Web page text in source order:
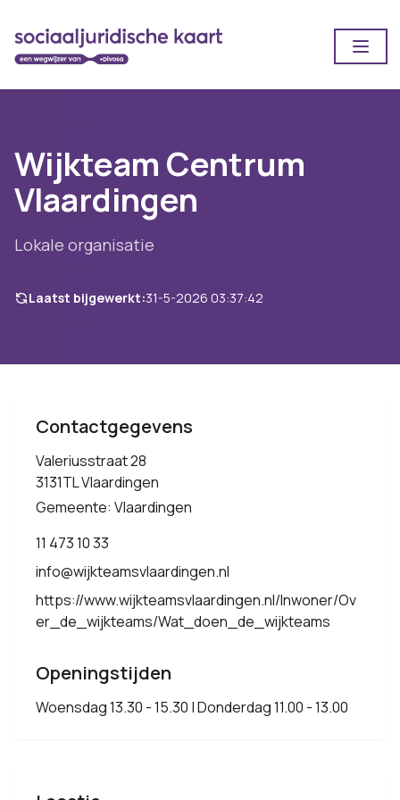
Wijkteam Centrum
Vlaardingen
Lokale organisatie
Laatst bijgewerkt:31-5-2026 03:37:42
Contactgegevens
Valeriusstraat 28
3131TL Vlaardingen
Gemeente: Vlaardingen
11 473 10 33
info@wijkteamsvlaardingen.nl
https://www.wijkteamsvlaardingen.nl/Inwoner/Ov
er_de_wijkteams/Wat_doen_de_wijkteams
Openingstijden
Woensdag 13.30 - 15.30 | Donderdag 11.00 - 13.00